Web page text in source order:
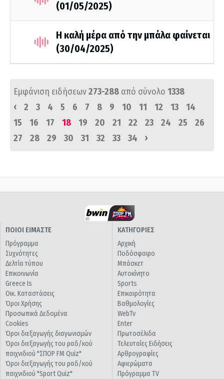
(01/05/2025)
Η καλή μέρα από την μπάλα φαίνεται
(30/04/2025)
Εμφάνιση ειδήσεων273-288 από σύνολο 1338
‹
2 3 4 5 6 7 8 9 10 11 12 13
14
15
16 17 18 19 20 21 22 23 24 25
26
27
28 29 30 31 32 33 34 ›
ΠΟΙΟΙ ΕΙΜΑΣΤΕ
Πρόγραμμα
Συχνότητες
Δελτία τύπου
Επικοινωνία
Greece Is
Οικ. Καταστάσεις
Όροι Χρήσης
Προσωπικά Δεδομένα
Cookies
Όροι διεξαγωγής διαγωνισμών
Όροι διεξαγωγής του ραδ/κού
παιχνιδιού "ΣΠΟΡ FM Quiz"
Όροι διεξαγωγής του ραδ/κού
παιχνιδιού "Sport Quiz"
ΚΑΤΗΓΟΡΙΕΣ
Αρχική
Ποδόσφαιρο
Μπάσκετ
Αυτοκίνητο
Sports
Επικαιρότητα
Βαθμολογίες
WebTv
Enter
Πρωτοσέλιδα
Τελευταίες Ειδήσεις
Αρθρογραφίες
Αφιερώματα
Πρόγραμμα TV